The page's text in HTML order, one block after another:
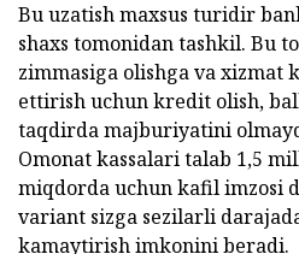
Bu uzatish maxsus turidir
shaxs tomonidan tashkil. Bu
zimmasiga olishga va xizmat
ettirish uchun kredit olish,
taqdirda majburiyatini
Omonat kassalari talab 1,5
miqdorda uchun kafil imzosi
variant sizga sezilarli
kamaytirish imkonini beradi.